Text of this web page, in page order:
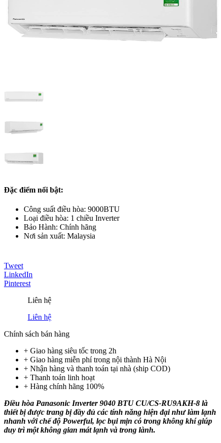
Đặc điểm nổi bật:
Công suất điều hòa: 9000BTU
Loại điều hòa: 1 chiều Inverter
Bảo Hành: Chính hãng
Nơi sản xuất: Malaysia
Tweet
LinkedIn
Pinterest
Liên hệ
Liên hệ
Chính sách bán hàng
+ Giao hàng siêu tốc trong 2h
+ Giao hàng miễn phí trong nội thành Hà Nội
+ Nhận hàng và thanh toán tại nhà (ship COD)
+ Thanh toán linh hoạt
+ Hàng chính hãng 100%
Điều hòa Panasonic Inverter 9040 BTU CU/CS-RU9AKH-8 là
thiết bị được trang bị đầy đủ các tính năng hiện đại như làm lạnh
nhanh với chế độ Powerful, lọc bụi mịn có trong không khí giúp
duy trì một không gian mát lạnh và trong lành.